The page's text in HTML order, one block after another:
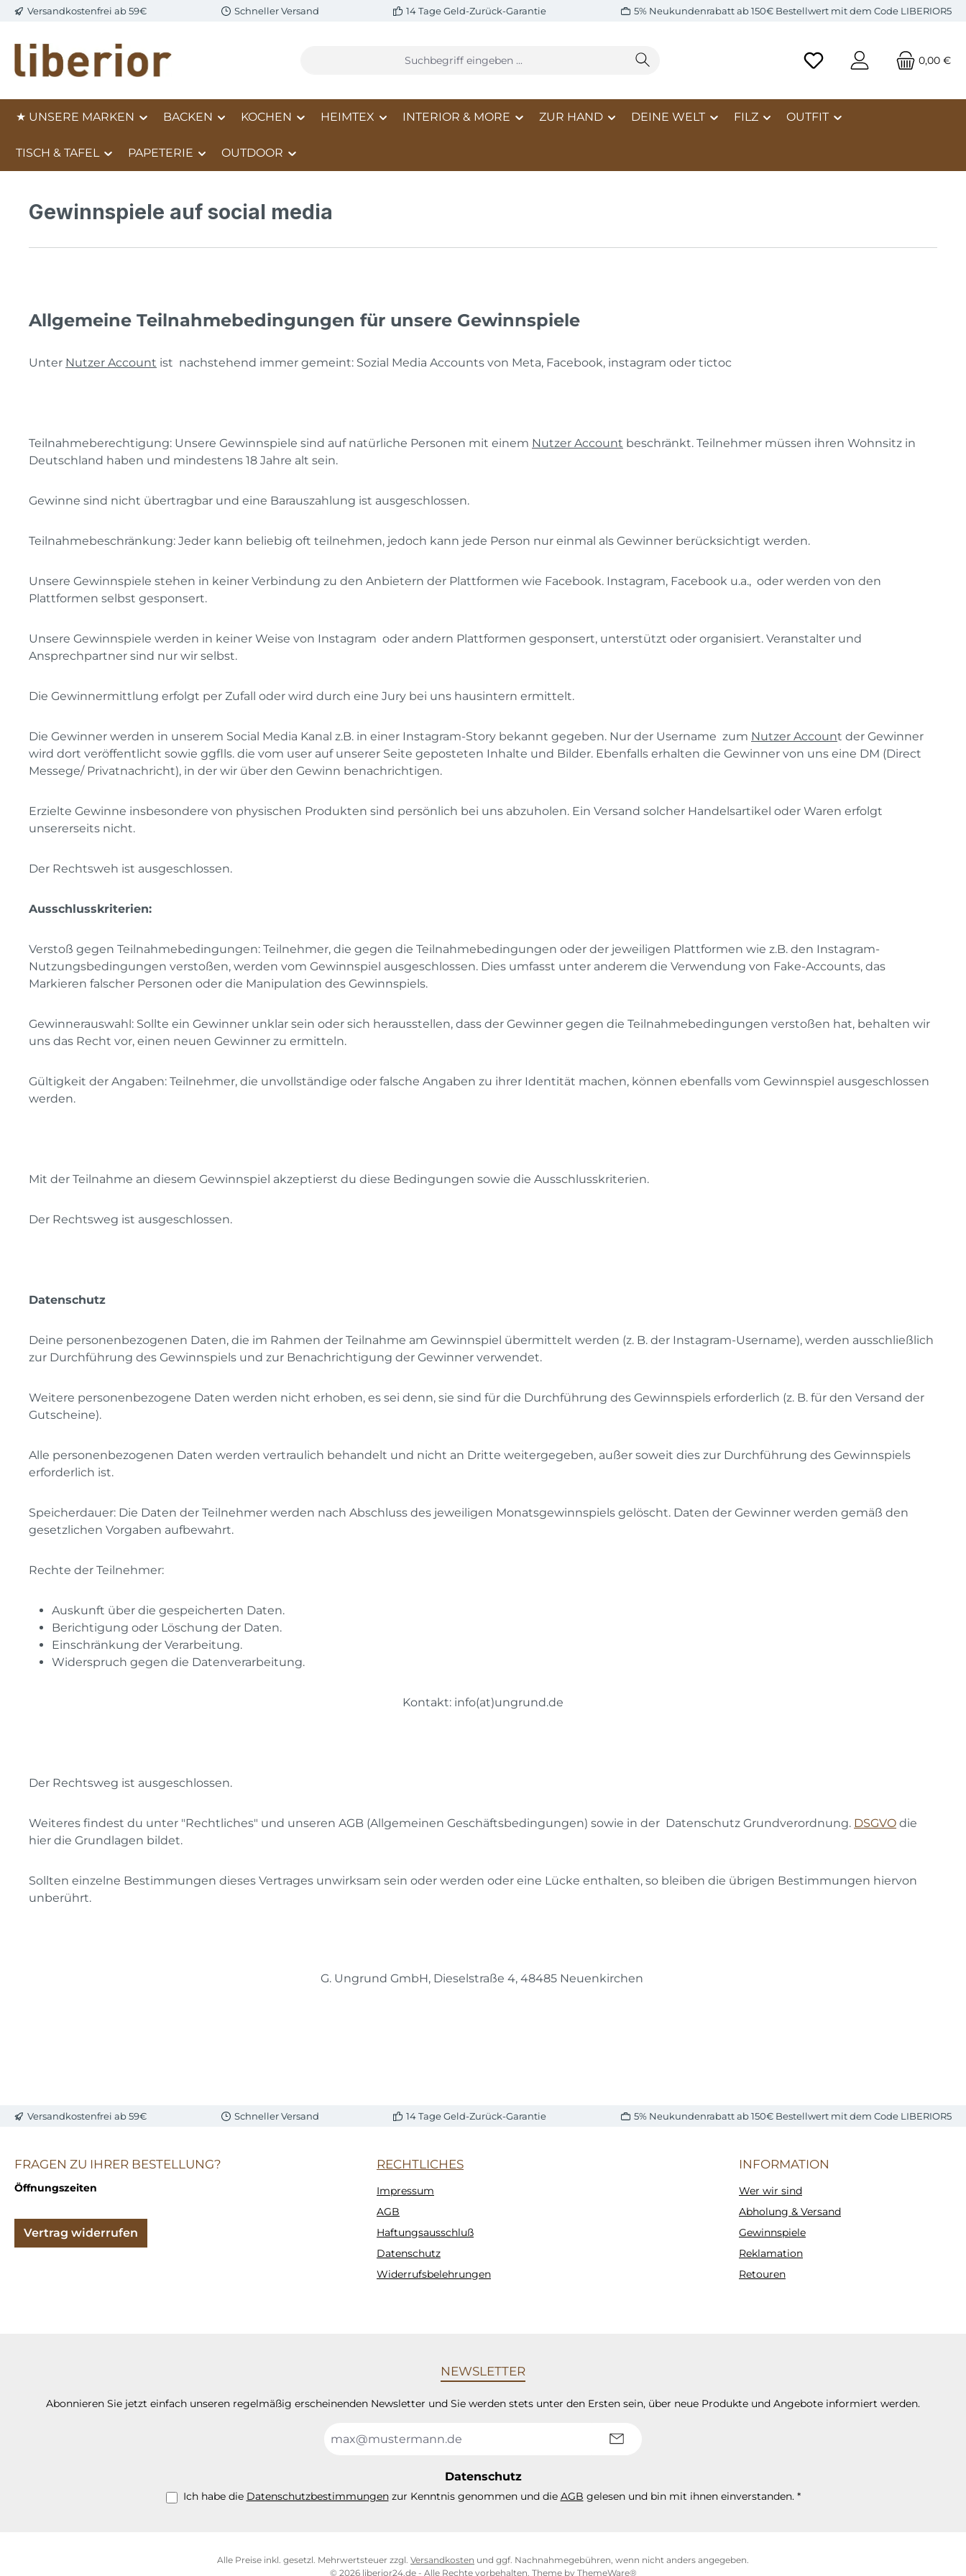
Hauptinhalt springen
Zur Suche springen
Zur Hauptnavigation springen
Versandkostenfrei ab 59€ Schneller Versand 14 Tage Geld-Zurück-Garantie 5% Neukundenrabatt ab 150€ Bestellwert mit dem Code LIBERIOR5
0,00 €
★ UNSERE MARKEN BACKEN KOCHEN HEIMTEX INTERIOR & MORE ZUR HAND DEINE WELT FILZ OUTFIT
TISCH & TAFEL PAPETERIE OUTDOOR
Gewinnspiele auf social media
Allgemeine Teilnahmebedingungen für unsere Gewinnspiele
Unter Nutzer Account ist nachstehend immer gemeint: Sozial Media Accounts von Meta, Facebook, instagram oder tictoc
Teilnahmeberechtigung: Unsere Gewinnspiele sind auf natürliche Personen mit einem Nutzer Account beschränkt. Teilnehmer müssen ihren Wohnsitz in
Deutschland haben und mindestens 18 Jahre alt sein.
Gewinne sind nicht übertragbar und eine Barauszahlung ist ausgeschlossen.
Teilnahmebeschränkung: Jeder kann beliebig oft teilnehmen, jedoch kann jede Person nur einmal als Gewinner berücksichtigt werden.
Unsere Gewinnspiele stehen in keiner Verbindung zu den Anbietern der Plattformen wie Facebook. Instagram, Facebook u.a., oder werden von den
Plattformen selbst gesponsert.
Unsere Gewinnspiele werden in keiner Weise von Instagram oder andern Plattformen gesponsert, unterstützt oder organisiert. Veranstalter und
Ansprechpartner sind nur wir selbst.
Die Gewinnermittlung erfolgt per Zufall oder wird durch eine Jury bei uns hausintern ermittelt.
Die Gewinner werden in unserem Social Media Kanal z.B. in einer Instagram-Story bekannt gegeben. Nur der Username zum Nutzer Account der Gewinner
wird dort veröffentlicht sowie ggflls. die vom user auf unserer Seite geposteten Inhalte und Bilder. Ebenfalls erhalten die Gewinner von uns eine DM (Direct
Messege/ Privatnachricht), in der wir über den Gewinn benachrichtigen.
Erzielte Gewinne insbesondere von physischen Produkten sind persönlich bei uns abzuholen. Ein Versand solcher Handelsartikel oder Waren erfolgt
unsererseits nicht.
Der Rechtsweh ist ausgeschlossen.
Ausschlusskriterien:
Verstoß gegen Teilnahmebedingungen: Teilnehmer, die gegen die Teilnahmebedingungen oder der jeweiligen Plattformen wie z.B. den Instagram-
Nutzungsbedingungen verstoßen, werden vom Gewinnspiel ausgeschlossen. Dies umfasst unter anderem die Verwendung von Fake-Accounts, das
Markieren falscher Personen oder die Manipulation des Gewinnspiels.
Gewinnerauswahl: Sollte ein Gewinner unklar sein oder sich herausstellen, dass der Gewinner gegen die Teilnahmebedingungen verstoßen hat, behalten wir
uns das Recht vor, einen neuen Gewinner zu ermitteln.
Gültigkeit der Angaben: Teilnehmer, die unvollständige oder falsche Angaben zu ihrer Identität machen, können ebenfalls vom Gewinnspiel ausgeschlossen
werden.
Mit der Teilnahme an diesem Gewinnspiel akzeptierst du diese Bedingungen sowie die Ausschlusskriterien.
Der Rechtsweg ist ausgeschlossen.
Datenschutz
Deine personenbezogenen Daten, die im Rahmen der Teilnahme am Gewinnspiel übermittelt werden (z. B. der Instagram-Username), werden ausschließlich
zur Durchführung des Gewinnspiels und zur Benachrichtigung der Gewinner verwendet.
Weitere personenbezogene Daten werden nicht erhoben, es sei denn, sie sind für die Durchführung des Gewinnspiels erforderlich (z. B. für den Versand der
Gutscheine).
Alle personenbezogenen Daten werden vertraulich behandelt und nicht an Dritte weitergegeben, außer soweit dies zur Durchführung des Gewinnspiels
erforderlich ist.
Speicherdauer: Die Daten der Teilnehmer werden nach Abschluss des jeweiligen Monatsgewinnspiels gelöscht. Daten der Gewinner werden gemäß den
gesetzlichen Vorgaben aufbewahrt.
Rechte der Teilnehmer:
Auskunft über die gespeicherten Daten.
Berichtigung oder Löschung der Daten.
Einschränkung der Verarbeitung.
Widerspruch gegen die Datenverarbeitung.
Kontakt: info(at)ungrund.de
Der Rechtsweg ist ausgeschlossen.
Weiteres findest du unter "Rechtliches" und unseren AGB (Allgemeinen Geschäftsbedingungen) sowie in der Datenschutz Grundverordnung. DSGVO die
hier die Grundlagen bildet.
Sollten einzelne Bestimmungen dieses Vertrages unwirksam sein oder werden oder eine Lücke enthalten, so bleiben die übrigen Bestimmungen hiervon
unberührt.
G. Ungrund GmbH, Dieselstraße 4, 48485 Neuenkirchen
Versandkostenfrei ab 59€ Schneller Versand 14 Tage Geld-Zurück-Garantie 5% Neukundenrabatt ab 150€ Bestellwert mit dem Code LIBERIOR5
FRAGEN ZU IHRER BESTELLUNG?
Öffnungszeiten
Vertrag widerrufen
RECHTLICHES
Impressum
AGB
Haftungsausschluß
Datenschutz
Widerrufsbelehrungen
INFORMATION
Wer wir sind
Abholung & Versand
Gewinnspiele
Reklamation
Retouren
NEWSLETTER
Abonnieren Sie jetzt einfach unseren regelmäßig erscheinenden Newsletter und Sie werden stets unter den Ersten sein, über neue Produkte und Angebote informiert werden.
Mail-
Datenschutz
Ich habe die Datenschutzbestimmungenzur Kenntnis genommen und die AGB gelesen und bin mit ihnen einverstanden. *
Alle Preise inkl. gesetzl. Mehrwertsteuer zzgl. Versandkosten und ggf. Nachnahmegebühren, wenn nicht anders angegeben.
© 2026 liberior24.de - Alle Rechte vorbehalten. Theme by ThemeWare®